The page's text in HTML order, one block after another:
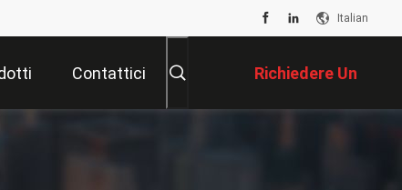
Italian
Contattici Richiedere Un
Preventivo